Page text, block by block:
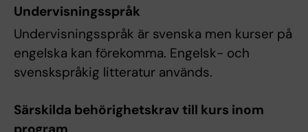
Undervisningsspråk
Undervisningsspråk är svenska men kurser på
engelska kan förekomma. Engelsk- och
svenskspråkig litteratur används.
Särskilda behörighetskrav till kurs inom